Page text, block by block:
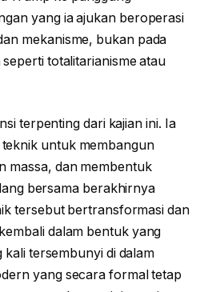
yang ia ajukan beroperasi
mekanisme, bukan pada
totalitarianisme atau
terpenting dari kajian ini. Ia
untuk membangun
massa, dan membentuk
bersama berakhirnya
tersebut bertransformasi dan
dalam bentuk yang
kali tersembunyi di dalam
yang secara formal tetap